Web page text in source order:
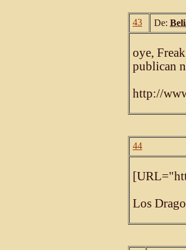
43 De:
oye,
publican
http://
44
Los